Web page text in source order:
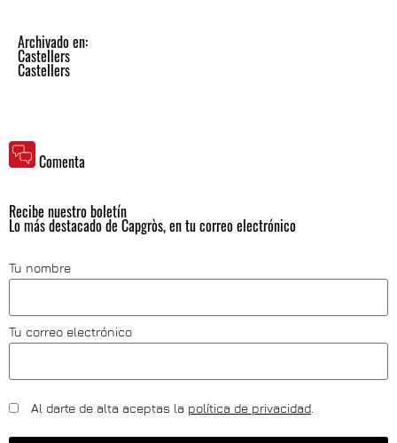
Archivado en:
Castellers
Castellers
Comenta
Recibe nuestro boletín
Lo más destacado de Capgròs, en tu correo electrónico
Tu nombre
Tu correo electrónico
Al darte de alta aceptas la política de privacidad